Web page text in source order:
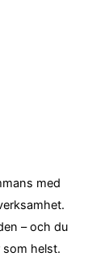
med
– och du
som helst.